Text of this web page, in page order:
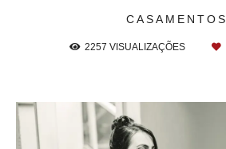
CASAMENTOS
2257 VISUALIZAÇÕES